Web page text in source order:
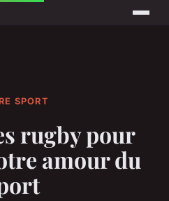
SPORT
rugby pour
amour du